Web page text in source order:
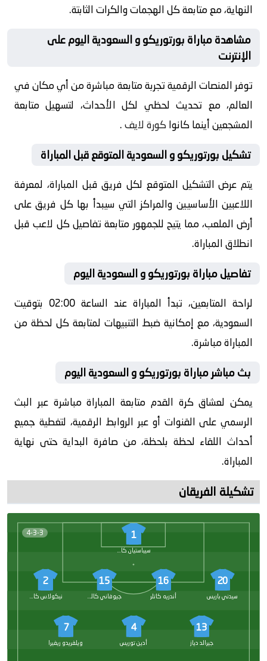
النهاية، مع متابعة كل الهجمات والكرات الثابتة.
مشاهدة مباراة بورتوريكو و السعودية اليوم على
الإنترنت
توفر المنصات الرقمية تجربة متابعة مباشرة من أي مكان في
العالم، مع تحديث لحظي لكل الأحداث، لتسهيل متابعة
المشجعين أينما كانواكورة لايف.
تشكيل بورتوريكو و السعودية المتوقع قبل المباراة
يتم عرض التشكيل المتوقع لكل فريق قبل المباراة، لمعرفة
اللاعبين الأساسيين والمراكز التي سيبدأ بها كل فريق على
أرض الملعب، مما يتيح للجمهور متابعة تفاصيل كل لاعب قبل
انطلاق المباراة.
تفاصيل مباراة بورتوريكو و السعودية اليوم
لراحة المتابعين، تبدأ المباراة عند الساعة 02:00 بتوقيت
السعودية، مع إمكانية ضبط التنبيهات لمتابعة كل لحظة من
المباراة مباشرة.
بث مباشر مباراة بورتوريكو و السعودية اليوم
يمكن لعشاق كرة القدم متابعة المباراة مباشرة عبر البث
الرسمي على القنوات أو عبر الروابط الرقمية، لتغطية جميع
أحداث اللقاء لحظة بلحظة، من صافرة البداية حتى نهاية
المباراة.
تشكيلة الفريقان
4-3-3 1
سيباستيان كاتلر
20
سيدني باريس
16
أندريه كاتلر
15
جيوفاني كالديرون
2
نيكولاس كاردونا
13
جيرالد دياز
4
أدين توريس
7
ويلفريدو ريفيرا